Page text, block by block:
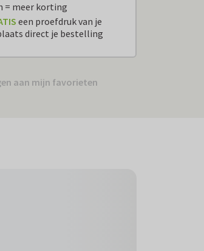
= meer korting
een proefdruk van je
direct je bestelling
aan mijn favorieten